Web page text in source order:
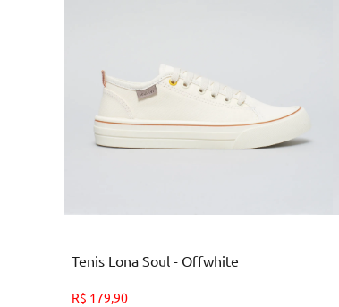
Tenis Lona Soul - Offwhite
R$ 179,90